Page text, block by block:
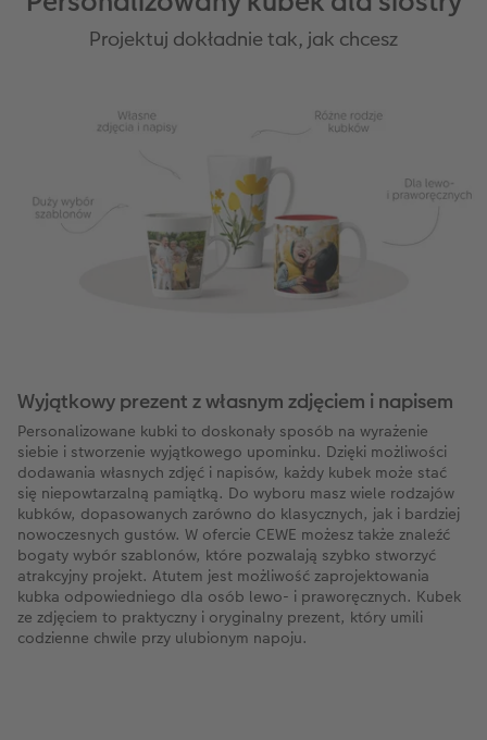
Projektuj dokładnie tak, jak chcesz
Wyjątkowy prezent z własnym zdjęciem i napisem
Personalizowane kubki to doskonały sposób na wyrażenie
siebie i stworzenie wyjątkowego upominku. Dzięki możliwości
dodawania własnych zdjęć i napisów, każdy kubek może stać
się niepowtarzalną pamiątką. Do wyboru masz wiele rodzajów
kubków, dopasowanych zarówno do klasycznych, jak i bardziej
nowoczesnych gustów. W ofercie CEWE możesz także znaleźć
bogaty wybór szablonów, które pozwalają szybko stworzyć
atrakcyjny projekt. Atutem jest możliwość zaprojektowania
kubka odpowiedniego dla osób lewo- i praworęcznych. Kubek
ze zdjęciem to praktyczny i oryginalny prezent, który umili
codzienne chwile przy ulubionym napoju.